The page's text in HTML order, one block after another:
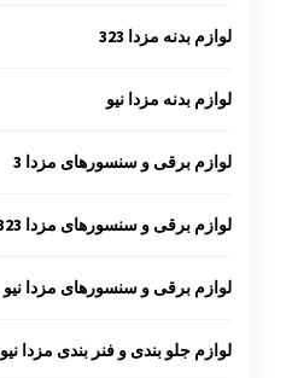
لوازم بدنه مزدا 323
لوازم بدنه مزدا نیو
لوازم برقی و سنسورهای مزدا 3
لوازم برقی و سنسورهای مزدا 323
لوازم برقی و سنسورهای مزدا نیو
لوازم جلو بندی و فنر بندی مزدا نیو